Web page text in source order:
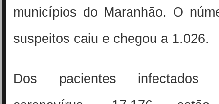
municípios do Maranhão. O
suspeitos caiu e chegou a 1.026.
Dos pacientes infectados